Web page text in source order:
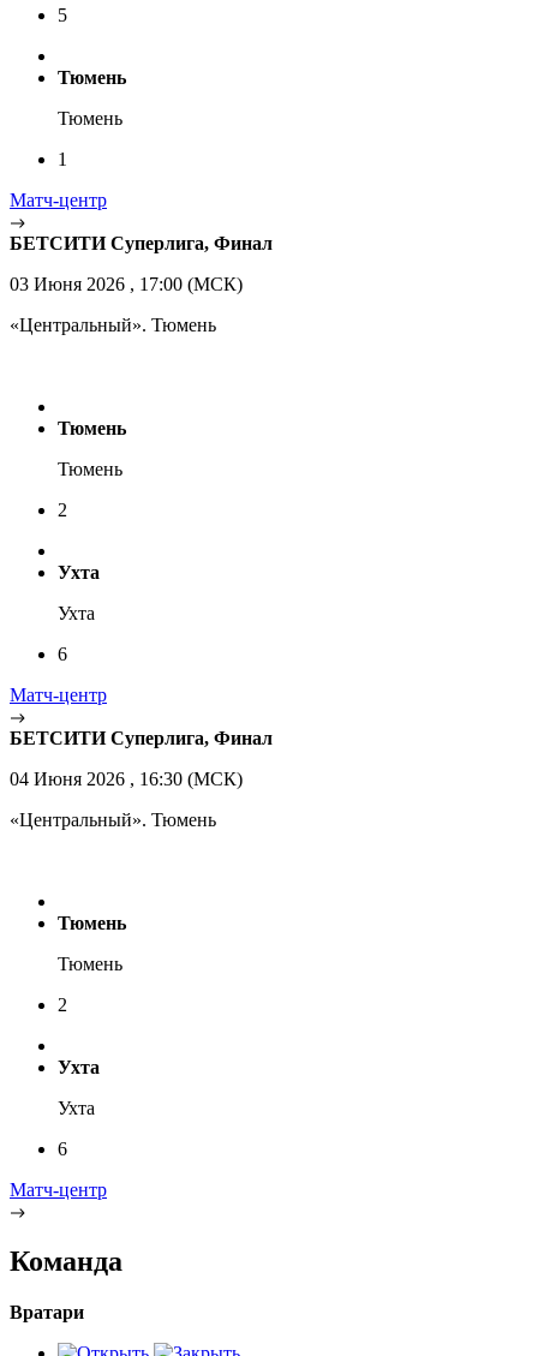
5
Тюмень
Тюмень
1
Матч-центр
БЕТСИТИ Суперлига, Финал
03 Июня 2026 , 17:00 (МСК)
«Центральный». Тюмень
Тюмень
Тюмень
2
Ухта
Ухта
6
Матч-центр
БЕТСИТИ Суперлига, Финал
04 Июня 2026 , 16:30 (МСК)
«Центральный». Тюмень
Тюмень
Тюмень
2
Ухта
Ухта
6
Матч-центр
Команда
Вратари